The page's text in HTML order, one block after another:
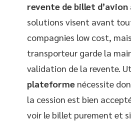
revente de billet d’avion
solutions visent avant
compagnies low cost,
transporteur garde la
validation de la revente.
plateforme nécessite
la cession est bien
voir le billet purement et